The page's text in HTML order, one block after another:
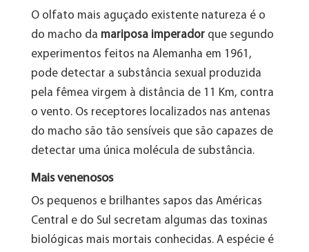
O olfato mais aguçado existente natureza é o
do macho da mariposa imperadorque segundo
experimentos feitos na Alemanha em 1961,
pode detectar a substância sexual produzida
pela fêmea virgem à distância de 11 Km, contra
o vento. Os receptores localizados nas antenas
do macho são tão sensíveis que são capazes de
detectar uma única molécula de substância.
Mais venenosos
Os pequenos e brilhantes sapos das Américas
Central e do Sul secretam algumas das toxinas
biológicas mais mortais conhecidas. A espécie é